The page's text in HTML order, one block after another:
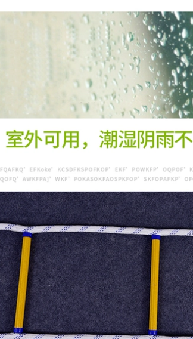
dây an toàn kỹ
thuật thang thang
dây sơn nước
211,000
Soái ca mềm thang
dây thang cứu hỏa
thang huấn luyện
ngoài trời leo núi
leo dây thoát hiểm
móc nhà trẻ em
kiểm tra thang dây
thợ sơn
374,000